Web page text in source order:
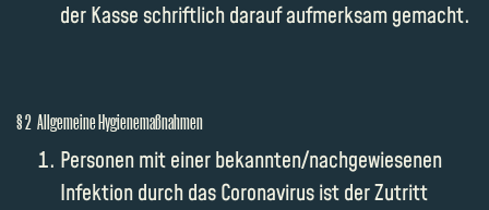
der Kasse schriftlich darauf aufmerksam gemacht.
§ 2 Allgemeine Hygienemaßnahmen
Personen mit einer bekannten/nachgewiesenen
Infektion durch das Coronavirus ist der Zutritt